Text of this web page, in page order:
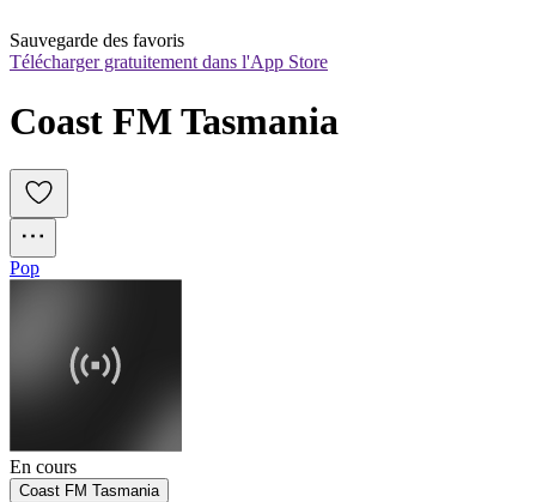
Sauvegarde des favoris
Télécharger gratuitement dans l'App Store
Coast FM Tasmania
Pop
En cours
Coast FM Tasmania